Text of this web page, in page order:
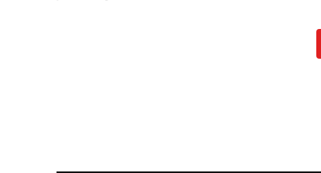
LA PLAYLIST DELLE NOSTRE TOP